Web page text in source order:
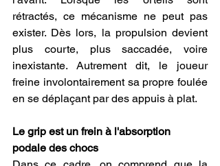
rétractés, ce mécanisme ne peut pas
exister. Dès lors, la propulsion devient
plus courte, plus saccadée, voire
inexistante. Autrement dit, le joueur
freine involontairement sa propre foulée
en se déplaçant par des appuis à plat.
Le grip est un frein à l'absorption
podale des chocs